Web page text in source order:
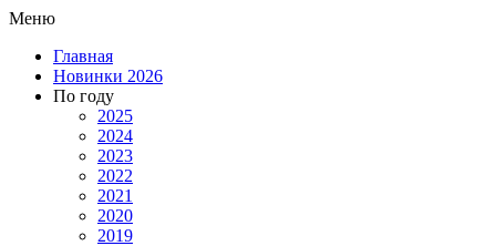
Меню
Главная
Новинки 2026
По году
2025
2024
2023
2022
2021
2020
2019